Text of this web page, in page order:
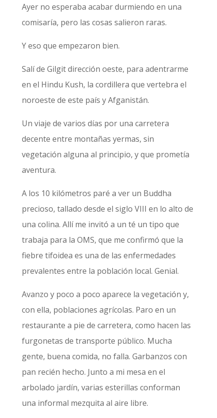
Ayer no esperaba acabar durmiendo en una
comisaría, pero las cosas salieron raras.
Y eso que empezaron bien.
Salí de Gilgit dirección oeste, para adentrarme
en el Hindu Kush, la cordillera que vertebra el
noroeste de este país y Afganistán.
Un viaje de varios días por una carretera
decente entre montañas yermas, sin
vegetación alguna al principio, y que prometía
aventura.
A los 10 kilómetros paré a ver un Buddha
precioso, tallado desde el siglo VIII en lo alto de
una colina. Allí me invitó a un té un tipo que
trabaja para la OMS, que me confirmó que la
fiebre tifoidea es una de las enfermedades
prevalentes entre la población local. Genial.
Avanzo y poco a poco aparece la vegetación y,
con ella, poblaciones agrícolas. Paro en un
restaurante a pie de carretera, como hacen las
furgonetas de transporte público. Mucha
gente, buena comida, no falla. Garbanzos con
pan recién hecho. Junto a mi mesa en el
arbolado jardín, varias esterillas conforman
una informal mezquita al aire libre.